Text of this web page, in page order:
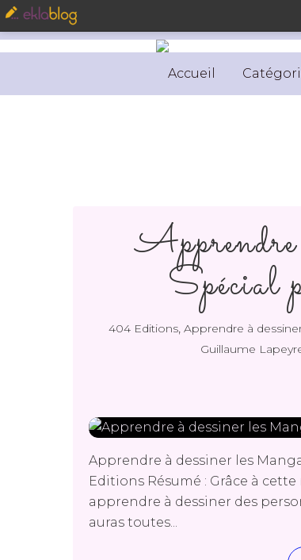
Accueil
Spécial
404 Editions, Apprendre à
Guillaume
Apprendre à dessiner les
Editions Résumé : Grâce à
apprendre à dessiner des
auras toutes...